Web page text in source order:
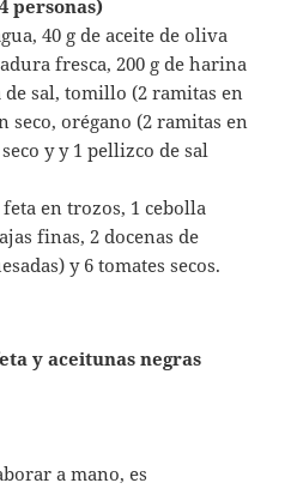
personas)
40 g de aceite de oliva
fresca, 200 g de harina
sal, tomillo (2 ramitas en
seco, orégano (2 ramitas en
y y 1 pellizco de sal
feta en trozos, 1 cebolla
finas, 2 docenas de
y 6 tomates secos.
a mano, es